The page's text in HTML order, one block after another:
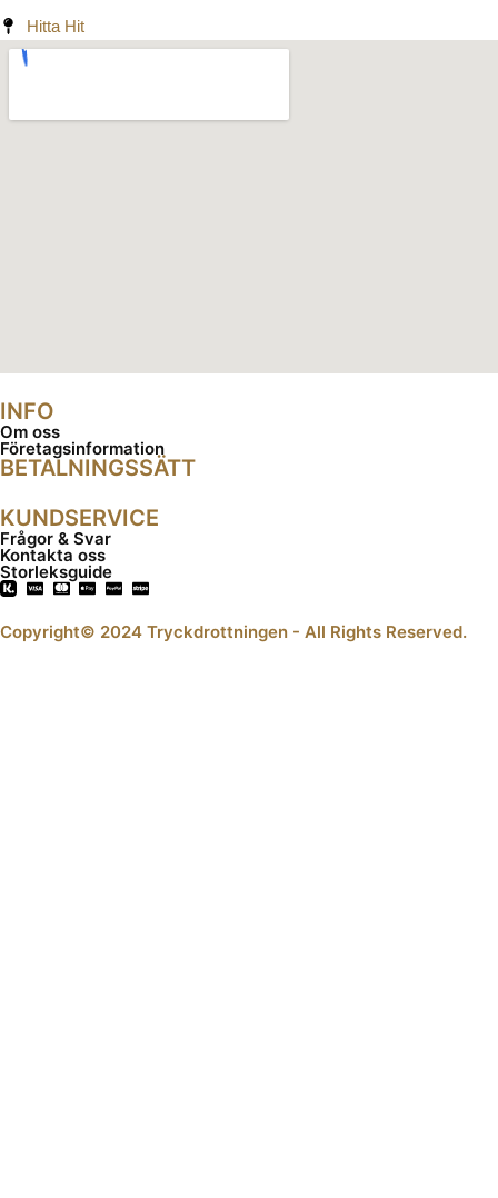
Hitta Hit
INFO
Om oss
Företagsinformation
BETALNINGSSÄTT
KUNDSERVICE
Frågor & Svar
Kontakta oss
Storleksguide
Copyright© 2024 Tryckdrottningen - All Rights Reserved.